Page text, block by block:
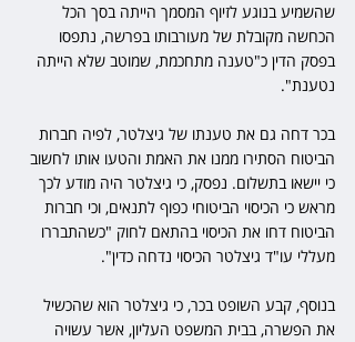
שהשמיע בנוגע לזיוף המסמך הייתה בסך הכל
הכחשה מקובלת של מעורבותו בפרשה, נתפסו
בפסק הדין כ"טענה מתחכמת, שמוטב שלא הייתה
נטענת".
בכר דחה גם את טענתו של גיצלטר, לפיה חברות
הביטוח הסתירו ממנו את האמת והטעו אותו לחשוב
כי יישאו בתשלום. נפסק, כי גיצלטר היה מודע לכך
מראש כי הכיסוי הביטוחי כפוף לתנאים, וכי חברות
הביטוח דחו את הכיסוי בהתאם לחוק "כשהתבררו
מעללי עו"ד גיצלטר הכיסוי נדחה כדין".
בנוסף, קבע השופט בכר, כי גיצלטר הוא שהכשיל
את הפשרה, בבית המשפט העליון, אשר עשויה